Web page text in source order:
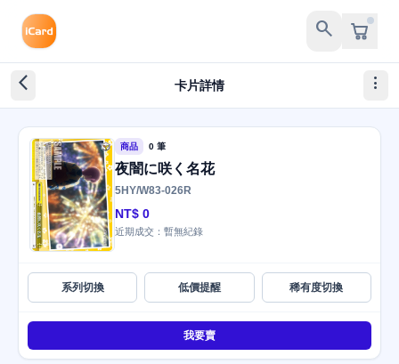
search
arrow_back_ios_new 卡片詳情 more_vert
商品 0 筆
夜闇に咲く名花
5HY/W83-026R
NT$ 0
近期成交：暫無紀錄
系列切換 低價提醒 稀有度切換
我要賣